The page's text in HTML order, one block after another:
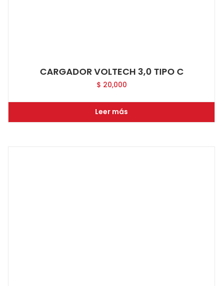
CARGADOR VOLTECH 3,0 TIPO C
$ 20,000
Leer más